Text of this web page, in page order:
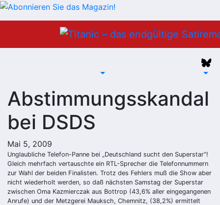
Abstimmungsskandal
bei DSDS
Mai 5, 2009
Unglaubliche Telefon-Panne bei „Deutschland sucht den Superstar“!
Gleich mehrfach vertauschte ein RTL-Sprecher die Telefonnummern
zur Wahl der beiden Finalisten. Trotz des Fehlers muß die Show aber
nicht wiederholt werden, so daß nächsten Samstag der Superstar
zwischen Oma Kazmierczak aus Bottrop (43,6% aller eingegangenen
Anrufe) und der Metzgerei Mauksch, Chemnitz, (38,2%) ermittelt